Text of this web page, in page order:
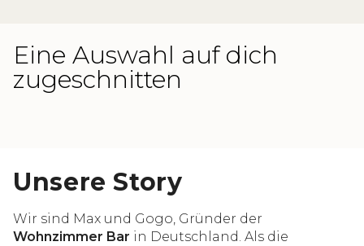
Eine Auswahl auf dich
zugeschnitten
Unsere Story
Wir sind Max und Gogo, Gründer der
Wohnzimmer Bar in Deutschland. Als die